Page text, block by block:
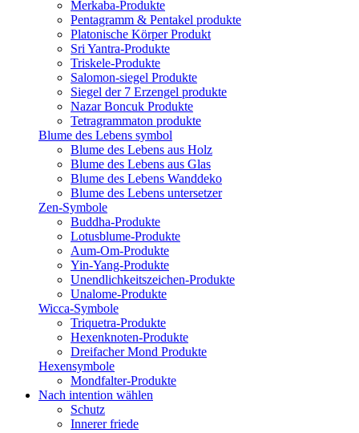
Merkaba-Produkte
Pentagramm & Pentakel produkte
Platonische Körper Produkt
Sri Yantra-Produkte
Triskele-Produkte
Salomon-siegel Produkte
Siegel der 7 Erzengel produkte
Nazar Boncuk Produkte
Tetragrammaton produkte
Blume des Lebens symbol​
Blume des Lebens aus Holz
Blume des Lebens aus Glas
Blume des Lebens Wanddeko
Blume des Lebens untersetzer
Zen-Symbole
Buddha-Produkte
Lotusblume-Produkte
Aum-Om-Produkte
Yin-Yang-Produkte
Unendlichkeitszeichen-Produkte
Unalome-Produkte
Wicca-Symbole
Triquetra-Produkte
Hexenknoten-Produkte
Dreifacher Mond Produkte
Hexensymbole
Mondfalter-Produkte
Nach intention wählen
Schutz
Innerer friede